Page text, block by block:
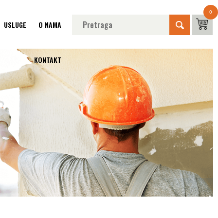
USLUGE O NAMA
KONTAKT
0